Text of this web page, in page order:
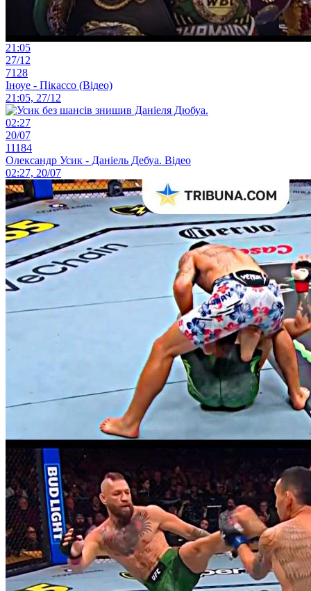
21:05
27/12
7128
Іноуе - Пікассо (Відео)
21:05, 27/12
02:27
20/07
11184
Олександр Усик - Даніель Дебуа. Відео
02:27, 20/07